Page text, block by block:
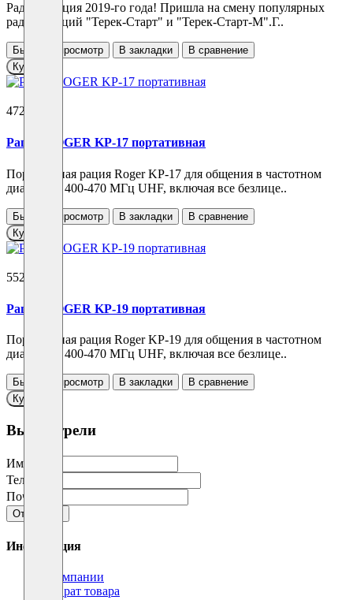
Радиостанция 2019-го года! Пришла на смену популярных
радиостанций "Терек-Старт" и "Терек-Старт-М".Г..
Быстрый просмотр В закладки
В сравнение
Купить
4720 ₽
Рация ROGER KP-17 портативная
Портативная рация Roger KP-17 для общения в частотном
диапазоне 400-470 МГц UHF, включая все безлице..
Быстрый просмотр В закладки
В сравнение
Купить
5520 ₽
Рация ROGER KP-19 портативная
Портативная рация Roger KP-19 для общения в частотном
диапазоне 400-470 МГц UHF, включая все безлице..
Быстрый просмотр В закладки
В сравнение
Купить
Вы смотрели
Имя
Телефон
Почта
Отправить
Информация
О компании
Возврат товара